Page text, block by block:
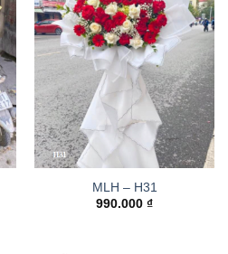
MLH – H31
990.000 ₫